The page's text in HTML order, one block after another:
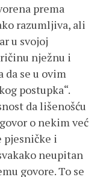
prema
razumljiva, ali
u svojoj
nježnu i
da se u ovim
postupka“.
da lišenošću
o nekim već
pjesničke i
neupitan
govore. To se